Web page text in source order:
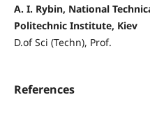
A. I. Rybin, National
Politechnic Institute, Kiev
D.of Sci (Techn), Prof.
References